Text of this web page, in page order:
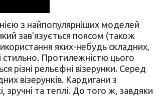
з найпопулярніших моделей
зав'язується поясом (також
яких-небудь складних,
стильно. Протилежністю цього
різні рельєфні візерунки. Серед
візерунків. Кардигани з
та теплі. До того ж, завдяки